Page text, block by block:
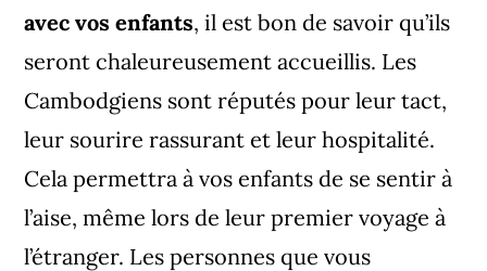
avec vos enfants, il est bon de savoir qu’ils
seront chaleureusement accueillis. Les
Cambodgiens sont réputés pour leur tact,
leur sourire rassurant et leur hospitalité.
Cela permettra à vos enfants de se sentir à
l’aise, même lors de leur premier voyage à
l’étranger. Les personnes que vous